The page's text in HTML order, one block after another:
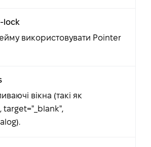
lock
використовувати Pointer
вікна (такі як